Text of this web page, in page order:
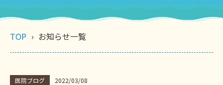
TOP お知らせ一覧
医院ブログ 2022/03/08